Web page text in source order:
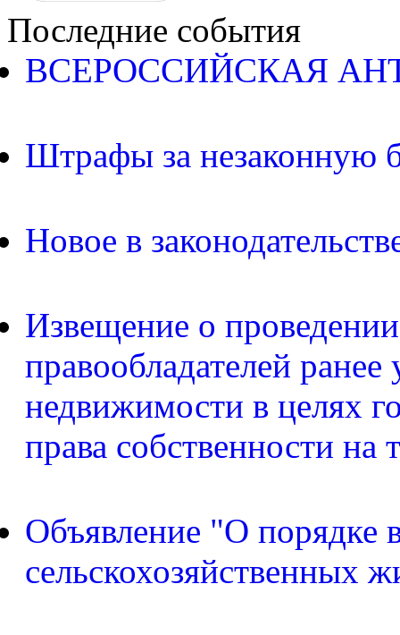
Последние события
ВСЕРОССИЙСКАЯ
Штрафы за незаконную
Новое в
Извещение о
правообладателей
недвижимости в целях
права собственности
Объявление "О порядке
сельскохозяйственных